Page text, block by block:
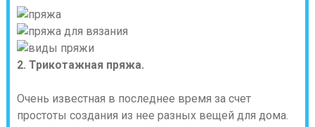
2. Трикотажная пряжа.
Очень известная в последнее время за счет
простоты создания из нее разных вещей для дома.